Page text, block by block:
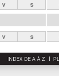
v s
v s
INDEX DE A À Z